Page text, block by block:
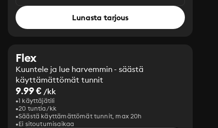
Lunasta tarjous
Flex
Kuuntele ja lue harvemmin - säästä
käyttämättömät tunnit
9.99 € /kk
1 käyttäjätili
20 tuntia/kk
Säästä käyttämättömät tunnit, max 20h
Ei sitoutumisaikaa